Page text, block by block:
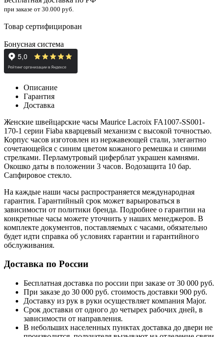
при заказе от 30.000 руб.
Товар сертифицирован
Бонусная система
Описание
Гарантия
Доставка
Женские швейцарские часы Maurice Lacroix FA1007-SS001-
170-1 серии Fiaba кварцевый механизм с высокой точностью.
Корпус часов изготовлен из нержавеющей стали, элегантно
сочетающейся с синим цветом кожаного ремешка и синими
стрелками. Перламутровый циферблат украшен камнями.
Окошко даты в положении 3 часов. Водозащита 10 бар.
Сапфировое стекло.
На каждые наши часы распространяется международная
гарантия. Гарантийный срок может варьироваться в
зависимости от политики бренда. Подробнее о гарантии на
конкретные часы можете уточнить у наших менеджеров. В
комплекте документов, поставляемых с часами, обязательно
будет идти справка об условиях гарантии и гарантийного
обслуживания.
Доставка по России
Бесплатная доставка по россии при заказе от 30 000 руб.
При заказе до 30 000 руб. стоимость доставки 900 руб.
Доставку из рук в руки осуществляет компания Major.
Срок доставки от одного до четырех рабочих дней, в
зависимости от направления.
В небольших населенных пунктах доставка до двери не